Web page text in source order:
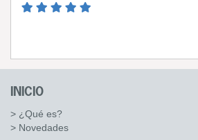
INICIO
> ¿Qué es?
> Novedades